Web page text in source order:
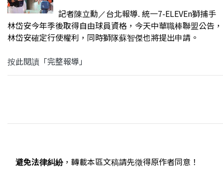
記者陳立勳／台北報導. 統一7-ELEVEn獅捕手
林岱安今年季後取得自由球員資格，今天中華職棒聯盟公告，
林岱安確定行使權利，同時獅隊蘇智傑也將提出申請。
按此閱讀「完整報導」
避免法律糾紛，轉載本區文稿請先徵得原作者同意！